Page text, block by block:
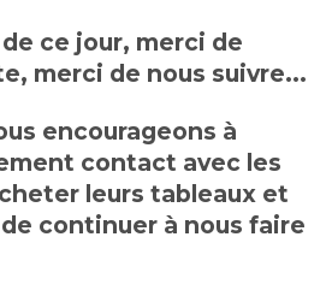
ce jour, merci de
merci de nous suivre...
encourageons à
contact avec les
leurs tableaux et
continuer à nous faire